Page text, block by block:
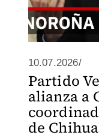
10.07.2026/
Partido
alianza a
de